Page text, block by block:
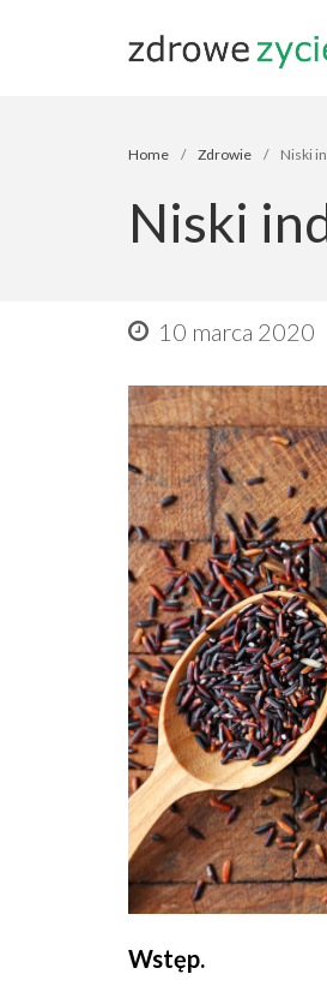
Home / Zdrowie / Niski
Niski
10 marca 2020
Wstęp.